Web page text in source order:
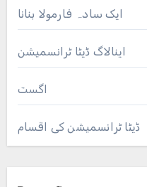
ایک سادہ فارمولا بنانا
اینالاگ ڈیٹا ٹرانسمیشن
اگست
ڈیٹا ٹرانسمیشن کی اقسام